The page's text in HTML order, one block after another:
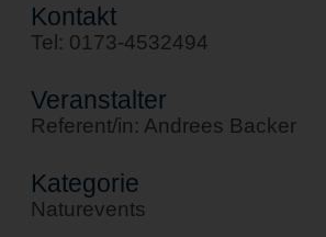
Kontakt
Tel: 0173-4532494
Veranstalter
Referent/in: Andrees Backer
Kategorie
Naturevents